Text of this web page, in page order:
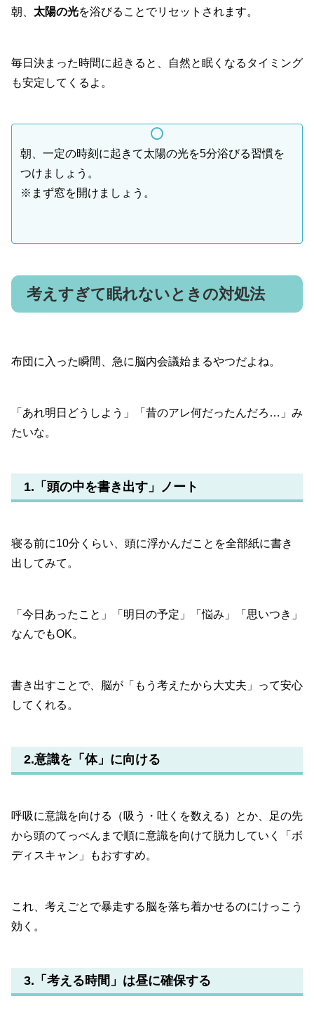
朝、 太陽の光を浴びることでリセットされます。
毎日決まった時間に起きると、自然と眠くなるタイミング
も安定してくるよ。
朝、一定の時刻に起きて太陽の光を5分浴びる習慣を
つけましょう。
※まず窓を開けましょう。
考えすぎて眠れないときの対処法
布団に入った瞬間、急に脳内会議始まるやつだよね。
「あれ明日どうしよう」「昔のアレ何だったんだろ…」み
たいな。
1.「頭の中を書き出す」ノート
寝る前に10分くらい、頭に浮かんだことを全部紙に書き
出してみて。
「今日あったこと」「明日の予定」「悩み」「思いつき」
なんでもOK。
書き出すことで、脳が「もう考えたから大丈夫」って安心
してくれる。
2.意識を「体」に向ける
呼吸に意識を向ける（吸う・吐くを数える）とか、足の先
から頭のてっぺんまで順に意識を向けて脱力していく「ボ
ディスキャン」もおすすめ。
これ、考えごとで暴走する脳を落ち着かせるのにけっこう
効く。
3.「考える時間」は昼に確保する